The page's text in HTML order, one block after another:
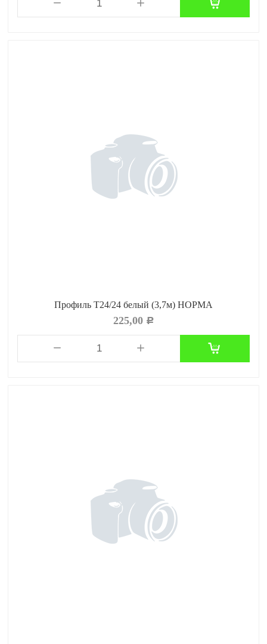
Профиль Т24/24 белый (3,7м) НОРМА
225,00 Р